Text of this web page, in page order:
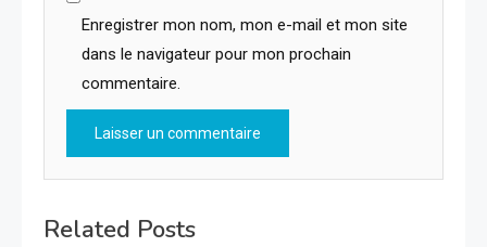
Enregistrer mon nom, mon e-mail et mon site
dans le navigateur pour mon prochain
commentaire.
Related Posts